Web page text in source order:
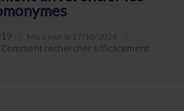
Comment rechercher efficacement